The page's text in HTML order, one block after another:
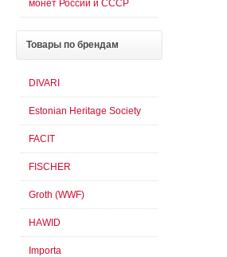
монет России и СССР
Товары по брендам
DIVARI
Estonian Heritage Society
FACIT
FISCHER
Groth (WWF)
HAWID
Importa